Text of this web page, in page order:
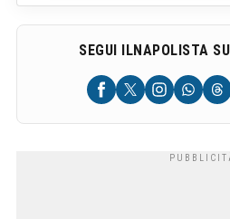
SEGUI ILNAPOLISTA